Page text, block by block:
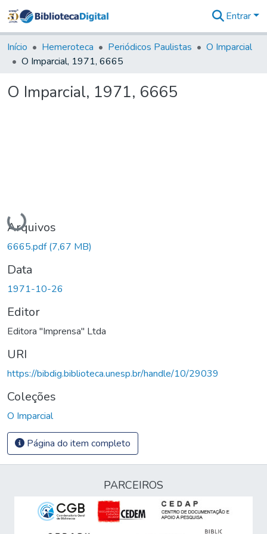
&
Coleções
Tudo na
Digital
Entrar
Início Hemeroteca Periódicos Paulistas
O Imparcial
O Imparcial, 1971, 6665
O Imparcial, 1971, 6665
Carregando...
Arquivos
6665.pdf(7,67 MB)
Data
1971-10-26
Editor
Editora "Imprensa" Ltda
URI
https://bibdig.biblioteca.unesp.br/handle/10/29039
Coleções
O Imparcial
Página do item completo
PARCEIROS